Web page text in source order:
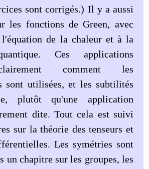
sont corrigés.) Il y a aussi
les fonctions de Green, avec
de la chaleur et à la
Ces applications
comment les
sont utilisées, et les subtilités
plutôt qu'une application
dite. Tout cela est suivi
sur la théorie des tenseurs et
Les symétries sont
un chapitre sur les groupes, les